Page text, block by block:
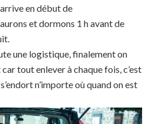
en début de
et dormons 1 h avant de
une logistique, finalement on
tout enlever à chaque fois, c’est
n’importe où quand on est